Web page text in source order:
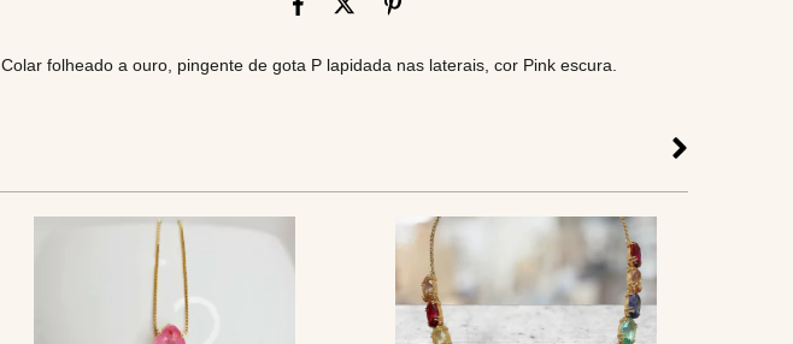
Colar folheado a ouro, pingente de gota P lapidada nas laterais, cor Pink escura.